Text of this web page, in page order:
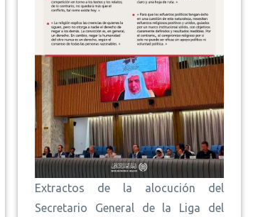
Extractos de la alocución del
Secretario General de la Liga del